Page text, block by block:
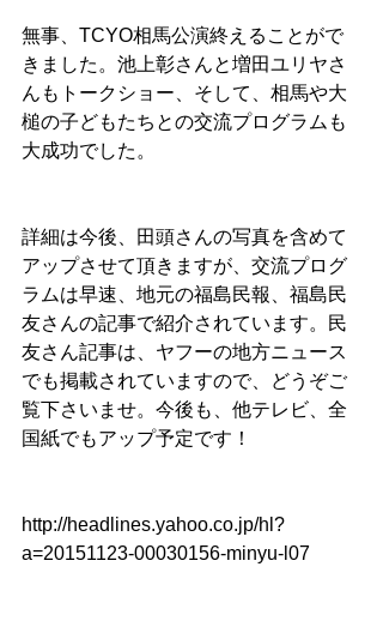
無事、TCYO相馬公演終えることがで
きました。池上彰さんと増田ユリヤさ
んもトークショー、そして、相馬や大
槌の子どもたちとの交流プログラムも
大成功でした。
詳細は今後、田頭さんの写真を含めて
アップさせて頂きますが、交流プログ
ラムは早速、地元の福島民報、福島民
友さんの記事で紹介されています。民
友さん記事は、ヤフーの地方ニュース
でも掲載されていますので、どうぞご
覧下さいませ。今後も、他テレビ、全
国紙でもアップ予定です！
http://headlines.yahoo.co.jp/hl?
a=20151123-00030156-minyu-l07